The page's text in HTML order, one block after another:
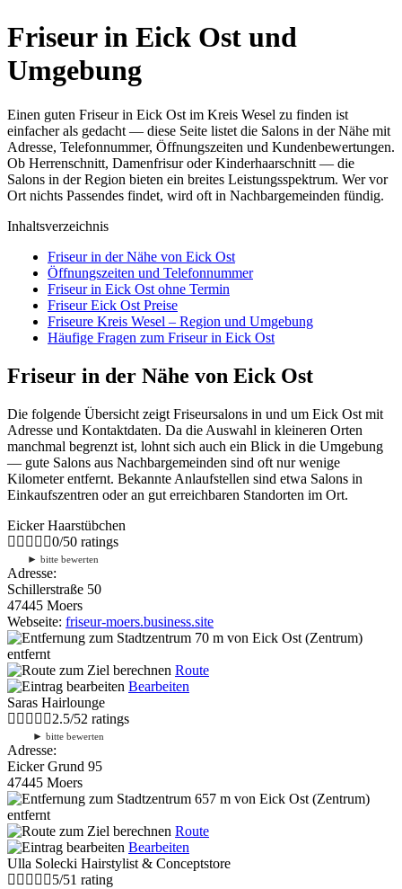
Friseur in Eick Ost und
Umgebung
Einen guten Friseur in Eick Ost im Kreis Wesel zu finden ist
einfacher als gedacht — diese Seite listet die Salons in der Nähe mit
Adresse, Telefonnummer, Öffnungszeiten und Kundenbewertungen.
Ob Herrenschnitt, Damenfrisur oder Kinderhaarschnitt — die
Salons in der Region bieten ein breites Leistungsspektrum. Wer vor
Ort nichts Passendes findet, wird oft in Nachbargemeinden fündig.
Inhaltsverzeichnis
Friseur in der Nähe von Eick Ost
Öffnungszeiten und Telefonnummer
Friseur in Eick Ost ohne Termin
Friseur Eick Ost Preise
Friseure Kreis Wesel – Region und Umgebung
Häufige Fragen zum Friseur in Eick Ost
Friseur in der Nähe von Eick Ost
Die folgende Übersicht zeigt Friseursalons in und um Eick Ost mit
Adresse und Kontaktdaten. Da die Auswahl in kleineren Orten
manchmal begrenzt ist, lohnt sich auch ein Blick in die Umgebung
— gute Salons aus Nachbargemeinden sind oft nur wenige
Kilometer entfernt. Bekannte Anlaufstellen sind etwa Salons in
Einkaufszentren oder an gut erreichbaren Standorten im Ort.
Eicker Haarstübchen
0/50 ratings
► bitte bewerten
Adresse:
Schillerstraße 50
47445 Moers
Webseite: friseur-moers.business.site
70 m von Eick Ost (Zentrum)
entfernt
Route
Bearbeiten
Saras Hairlounge
2.5/52 ratings
► bitte bewerten
Adresse:
Eicker Grund 95
47445 Moers
657 m von Eick Ost (Zentrum)
entfernt
Route
Bearbeiten
Ulla Solecki Hairstylist & Conceptstore
5/51 rating